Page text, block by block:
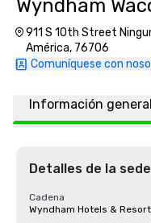
Wyndham
Baylor
911 S 10th Street
América, 76706
Comuníquese con
Información general
Detalles de la sede
Cadena
Wyndham Hotels &